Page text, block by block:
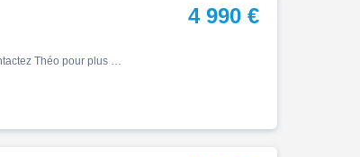
Z, 09/2022, 21852 km, Essence, 650cm³, 4990 € Equipements : Contactez Théo pour plus de renseignements 02l96l61l63l53 ou 02l96l61l46l14 Livraison possible dans toute la France métropolitaine Nos véhicules sont révisés et contrôlés à la vente Reprise possible Assurance sur place,…
4 990 €